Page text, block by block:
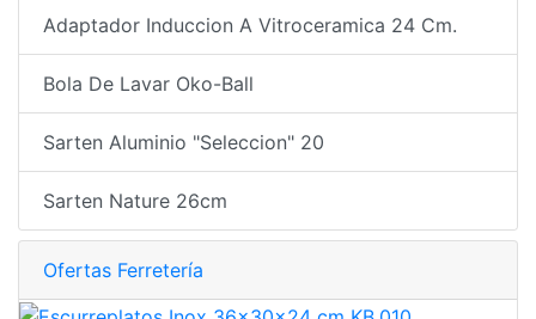
Adaptador Induccion A Vitroceramica 24 Cm.
Bola De Lavar Oko-Ball
Sarten Aluminio "Seleccion" 20
Sarten Nature 26cm
Ofertas Ferretería